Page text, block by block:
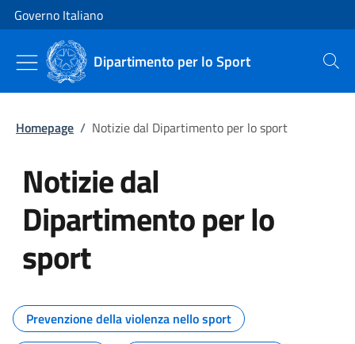
Vai al contenuto
Vai alla navigazione del sito
Governo Italiano
Dipartimento per lo Sport Cerca
Homepage / Notizie dal Dipartimento per lo sport
Notizie dal
Dipartimento per lo
sport
Tutti i contenuti della pagina
Prevenzione della violenza nello sport